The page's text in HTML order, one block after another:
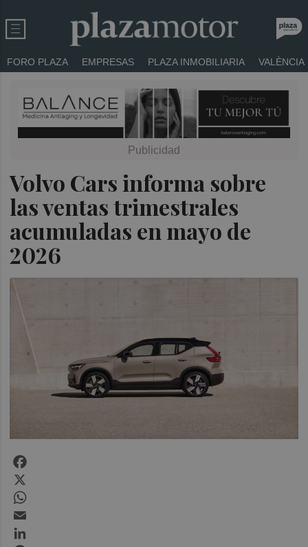
FORO PLAZA EMPRESAS PLAZA INMOBILIARIA VALÈNCIA
Volvo Cars informa sobre
las ventas trimestrales
acumuladas en mayo de
2026